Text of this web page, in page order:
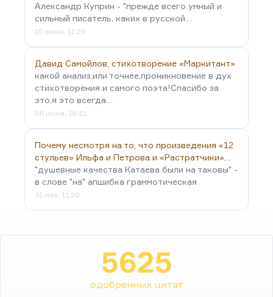
Александр Куприн - "прежде всего умный и
сильный писатель, каких в русской…
15 июня, 11:29
Давид Самойлов, стихотворение «Маркитант»
какой анализ,или точнее,проникновение в дух
стихотворения и самого поэта!Спасибо за
это,я это всегда…
06 июня, 19:21
Почему несмотря на то, что произведения «12
стульев» Ильфа и Петрова и «Растратчики»…
"душевные качества Катаева были на таковы" -
в слове "на" апшибка граммотическая
31 мая, 11:20
5625
одобренных цитат